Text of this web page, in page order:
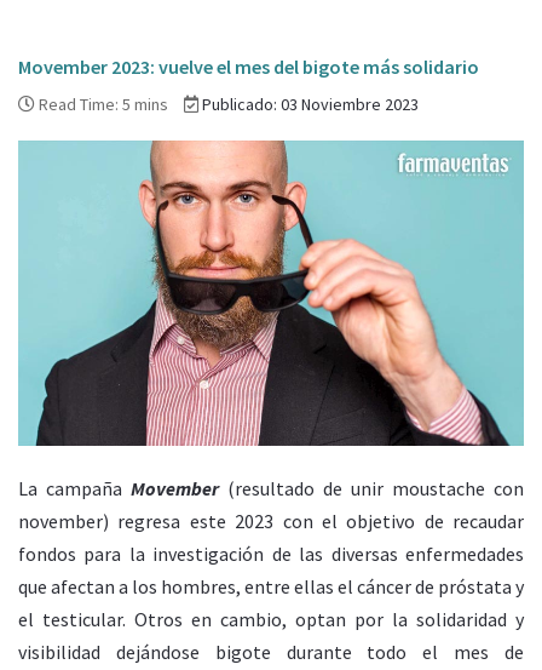
Movember 2023: vuelve el mes del bigote más solidario
Read Time: 5 mins Publicado: 03 Noviembre 2023
La campaña Movember(resultado de unir moustache con
november) regresa este 2023 con el objetivo de recaudar
fondos para la investigación de las diversas enfermedades
que afectan a los hombres, entre ellas el cáncer de próstata y
el testicular. Otros en cambio, optan por la solidaridad y
visibilidad dejándose bigote durante todo el mes de